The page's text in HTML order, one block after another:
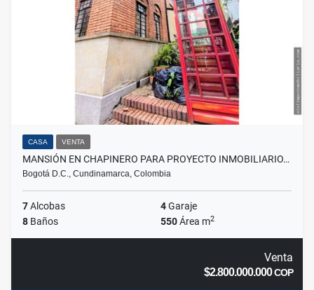
CASA VENTA
MANSIÓN EN CHAPINERO PARA PROYECTO INMOBILIARIO…
Bogotá D.C., Cundinamarca, Colombia
7Alcobas 4Garaje
8 Baños 550Área m2
Venta
$2.800.000.000COP